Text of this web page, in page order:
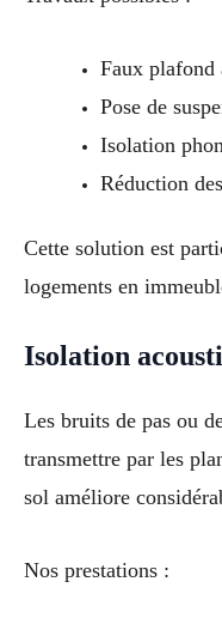
Faux plafond
Pose de
Isolation
Réduction
Cette solution est
logements en
Isolation
Les bruits de pas ou
transmettre par les
sol améliore
Nos prestations :